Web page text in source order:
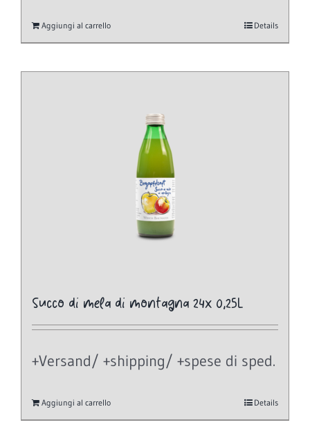
Aggiungi al carrello Details
Succo di mela di montagna 24x 0,25L
+Versand/ +shipping/ +spese di sped.
Aggiungi al carrello Details